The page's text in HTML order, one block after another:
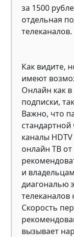
за 1500
отдельная
телеканалов.
Как видите,
имеют
Онлайн как
подписки,
Важно, что
стандартной
каналы
онлайн ТВ
и
диагональю
Скорость
вызывает